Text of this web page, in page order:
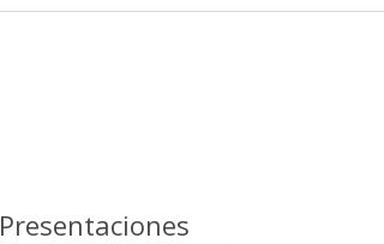
Presentaciones